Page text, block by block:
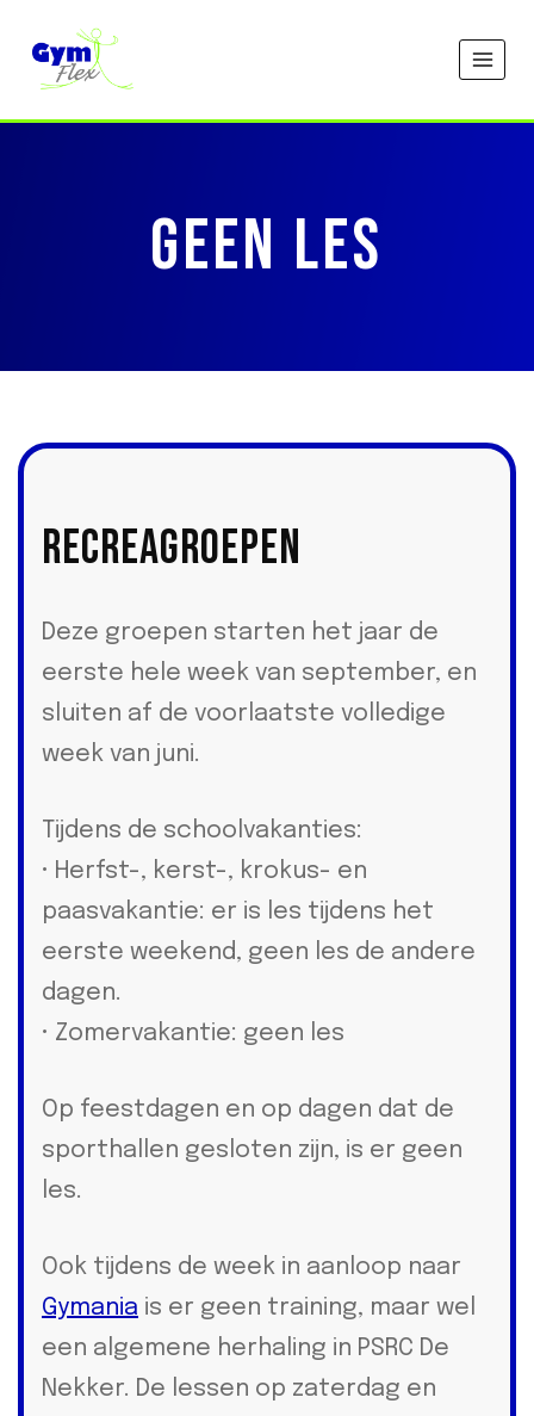
naar
inhoud
GEEN LES
Recreagroepen
Deze groepen starten het jaar de
eerste hele week van september, en
sluiten af de voorlaatste volledige
week van juni.
Tijdens de schoolvakanties:
• Herfst-, kerst-, krokus- en
paasvakantie: er is les tijdens het
eerste weekend, geen les de andere
dagen.
• Zomervakantie: geen les
Op feestdagen en op dagen dat de
sporthallen gesloten zijn, is er geen
les.
Ook tijdens de week in aanloop naar
Gymania is er geen training, maar wel
een algemene herhaling in PSRC De
Nekker. De lessen op zaterdag en